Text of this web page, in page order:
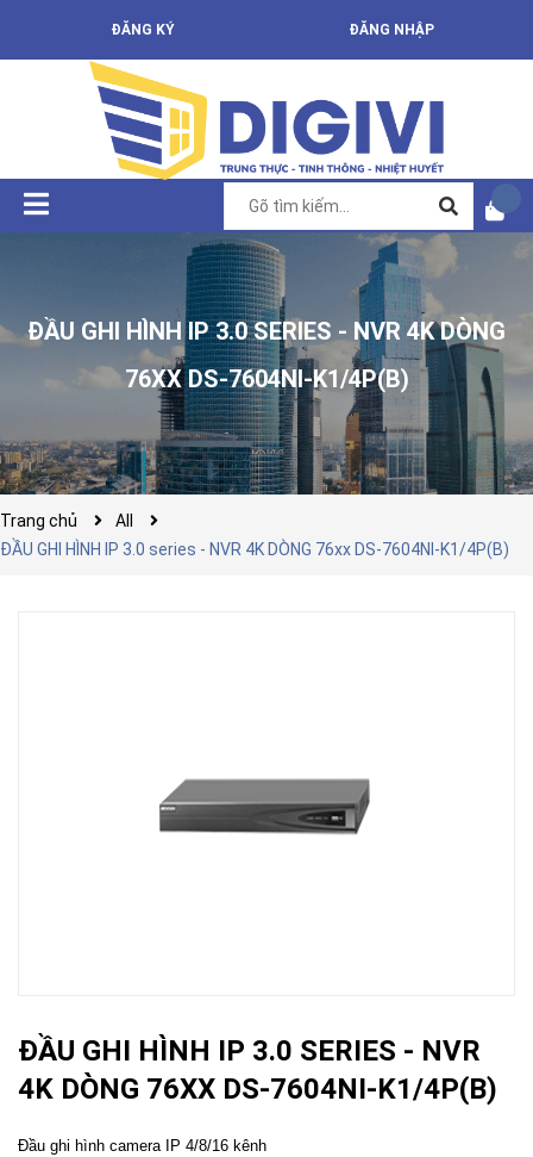
ĐĂNG KÝ ĐĂNG NHẬP
ĐẦU GHI HÌNH IP 3.0 SERIES - NVR 4K DÒNG
76XX DS-7604NI-K1/4P(B)
Trang chủ
All
ĐẦU GHI HÌNH IP 3.0 series - NVR 4K DÒNG 76xx DS-7604NI-K1/4P(B)
ĐẦU GHI HÌNH IP 3.0 SERIES - NVR
4K DÒNG 76XX DS-7604NI-K1/4P(B)
Đầu ghi hình camera IP 4/8/16 kênh